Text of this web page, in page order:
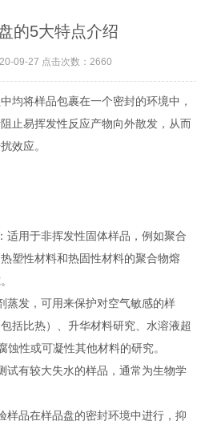
的5大特点介绍
09-27 点击次数：2660
均将样品包裹在一个密封的环境中，
止易挥发性反应产物向外散发，从而
效应。
适用于非挥发性固体样品，例如聚合
塑性材料和热固性材料的聚合物熔
发，可用来保护对空气敏感的样
括比热）、升华材料研究、水溶液超
性或可凝性其他材料的研究。
有较大失水的样品，通常为生物学
品在样品盘的密封环境中进行，抑